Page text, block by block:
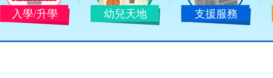
入學/升學 幼兒天地 支援服務